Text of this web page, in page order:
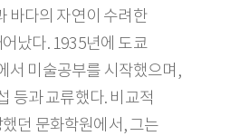
바다의 자연이 수려한
났다. 1935년에 도쿄
서 미술공부를 시작했으며,
등과 교류했다. 비교적
던 문화학원에서, 그는